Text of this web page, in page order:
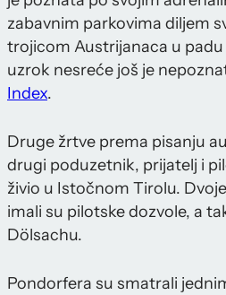
zabavnim parkovima diljem
trojicom Austrijanaca u
uzrok nesreće još je
Index.
Druge žrtve prema pisanju
drugi poduzetnik, prijatelj i
živio u Istočnom Tirolu.
imali su pilotske dozvole, a
Dölsachu.
Pondorfera su smatrali